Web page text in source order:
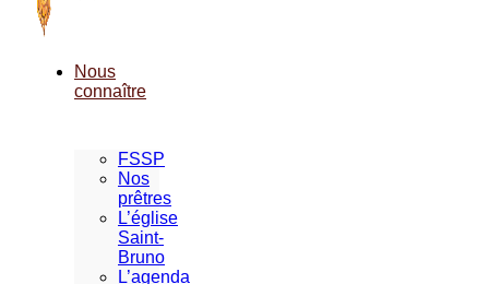
Nous
connaître
FSSP
Nos
prêtres
L’église
Saint-
Bruno
L’agenda